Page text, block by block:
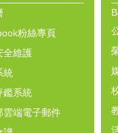
粉絲專頁
全維護
統
鑑系統
雲端電子郵件